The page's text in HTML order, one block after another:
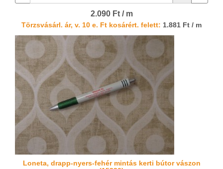
2.090 Ft / m
Törzsvásárl. ár, v. 10 e. Ft kosárért. felett: 1.881 Ft / m
Loneta, drapp-nyers-fehér mintás kerti bútor vászon